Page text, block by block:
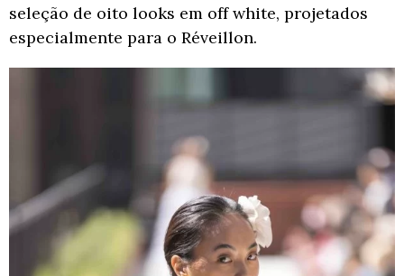
seleção de oito looks em off white, projetados
especialmente para o Réveillon.